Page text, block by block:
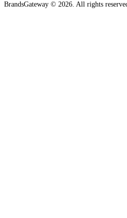
BrandsGateway © 2026. All rights